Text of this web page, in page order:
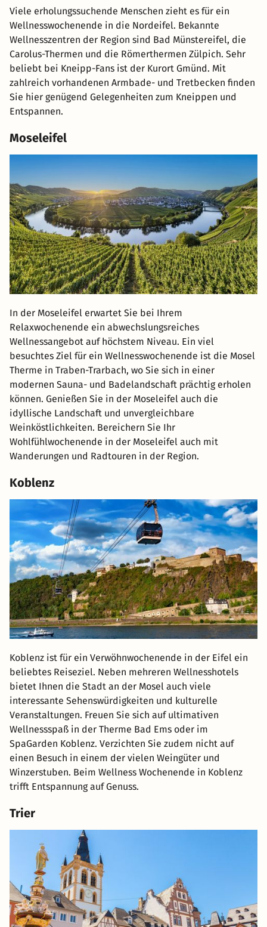
Viele erholungssuchende Menschen zieht es für ein
Wellnesswochenende in die Nordeifel. Bekannte
Wellnesszentren der Region sind Bad Münstereifel, die
Carolus-Thermen und die Römerthermen Zülpich. Sehr
beliebt bei Kneipp-Fans ist der Kurort Gmünd. Mit
zahlreich vorhandenen Armbade- und Tretbecken finden
Sie hier genügend Gelegenheiten zum Kneippen und
Entspannen.
Moseleifel
In der Moseleifel erwartet Sie bei Ihrem
Relaxwochenende ein abwechslungsreiches
Wellnessangebot auf höchstem Niveau. Ein viel
besuchtes Ziel für ein Wellnesswochenende ist die Mosel
Therme in Traben-Trarbach, wo Sie sich in einer
modernen Sauna- und Badelandschaft prächtig erholen
können. Genießen Sie in der Moseleifel auch die
idyllische Landschaft und unvergleichbare
Weinköstlichkeiten. Bereichern Sie Ihr
Wohlfühlwochenende in der Moseleifel auch mit
Wanderungen und Radtouren in der Region.
Koblenz
Koblenz ist für ein Verwöhnwochenende in der Eifel ein
beliebtes Reiseziel. Neben mehreren Wellnesshotels
bietet Ihnen die Stadt an der Mosel auch viele
interessante Sehenswürdigkeiten und kulturelle
Veranstaltungen. Freuen Sie sich auf ultimativen
Wellnessspaß in der Therme Bad Ems oder im
SpaGarden Koblenz. Verzichten Sie zudem nicht auf
einen Besuch in einem der vielen Weingüter und
Winzerstuben. Beim Wellness Wochenende in Koblenz
trifft Entspannung auf Genuss.
Trier